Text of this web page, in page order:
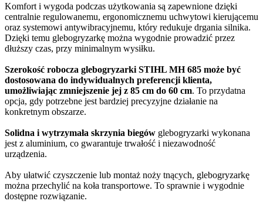
Komfort i wygoda podczas użytkowania są zapewnione dzięki
centralnie regulowanemu, ergonomicznemu uchwytowi kierującemu
oraz systemowi antywibracyjnemu, który redukuje drgania silnika.
Dzięki temu glebogryzarkę można wygodnie prowadzić przez
dłuższy czas, przy minimalnym wysiłku.
Szerokość robocza glebogryzarki STIHL MH 685 może być
dostosowana do indywidualnych preferencji klienta,
umożliwiając zmniejszenie jej z 85 cm do 60 cm. To przydatna
opcja, gdy potrzebne jest bardziej precyzyjne działanie na
konkretnym obszarze.
Solidna i wytrzymała skrzynia biegów glebogryzarki wykonana
jest z aluminium, co gwarantuje trwałość i niezawodność
urządzenia.
Aby ułatwić czyszczenie lub montaż noży tnących, glebogryzarkę
można przechylić na koła transportowe. To sprawnie i wygodnie
dostępne rozwiązanie.